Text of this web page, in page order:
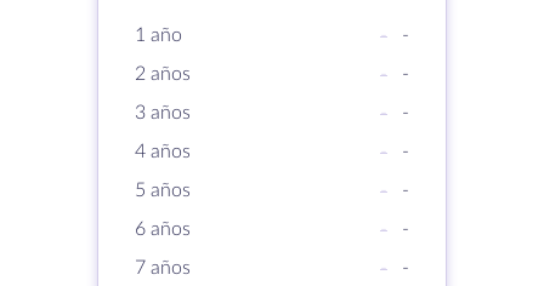
1 año -
-
2 años
-
-
3 años
-
-
4 años
-
-
5 años
-
-
6 años
-
-
7 años
-
-